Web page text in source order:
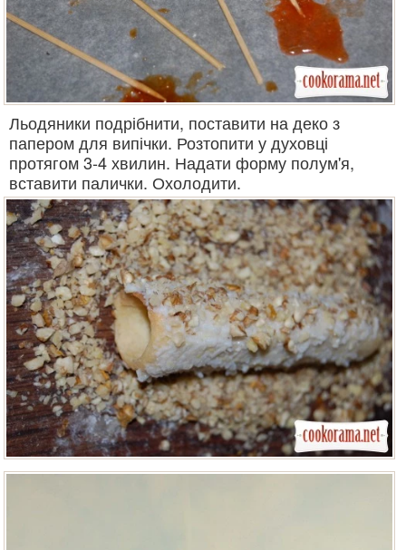
Льодяники подрібнити, поставити на деко з
папером для випічки. Розтопити у духовці
протягом 3-4 хвилин. Надати форму полум'я,
вставити палички. Охолодити.